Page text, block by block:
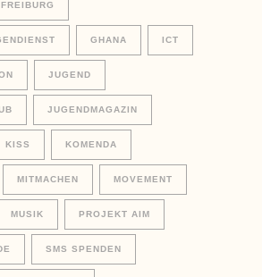
FREIBURG
GHANA ICT
JUGEND
JUGENDMAGAZIN
KISS KOMENDA
MITMACHEN MOVEMENT
MUSIK PROJEKT AIM
SMS SPENDEN